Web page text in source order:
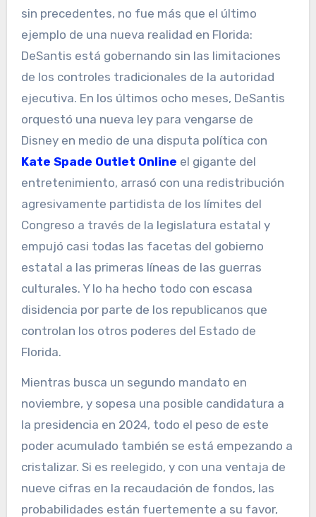
sin precedentes, no fue más que el último
ejemplo de una nueva realidad en Florida:
DeSantis está gobernando sin las limitaciones
de los controles tradicionales de la autoridad
ejecutiva. En los últimos ocho meses, DeSantis
orquestó una nueva ley para vengarse de
Disney en medio de una disputa política con
Kate Spade Outlet Online el gigante del
entretenimiento, arrasó con una redistribución
agresivamente partidista de los límites del
Congreso a través de la legislatura estatal y
empujó casi todas las facetas del gobierno
estatal a las primeras líneas de las guerras
culturales. Y lo ha hecho todo con escasa
disidencia por parte de los republicanos que
controlan los otros poderes del Estado de
Florida.
Mientras busca un segundo mandato en
noviembre, y sopesa una posible candidatura a
la presidencia en 2024, todo el peso de este
poder acumulado también se está empezando a
cristalizar. Si es reelegido, y con una ventaja de
nueve cifras en la recaudación de fondos, las
probabilidades están fuertemente a su favor,